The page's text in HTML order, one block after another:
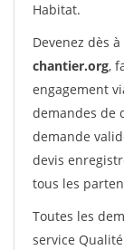
Habitat.
Devenez dès
chantier.org,
engagement
demandes de
demande
devis
tous les
Toutes les
service